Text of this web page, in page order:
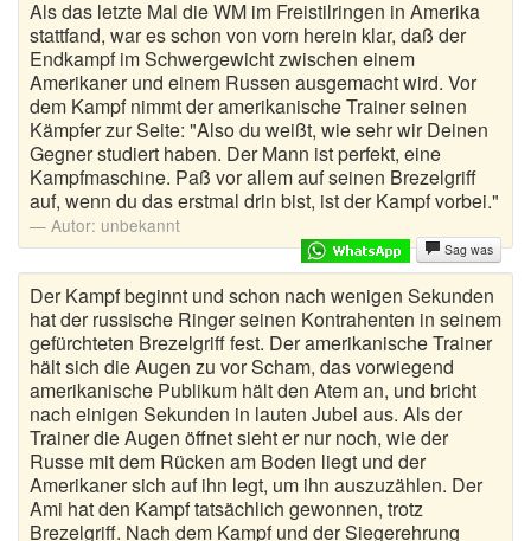
Als das letzte Mal die WM im Freistilringen in Amerika
stattfand, war es schon von vorn herein klar, daß der
Endkampf im Schwergewicht zwischen einem
Amerikaner und einem Russen ausgemacht wird. Vor
dem Kampf nimmt der amerikanische Trainer seinen
Kämpfer zur Seite: "Also du weißt, wie sehr wir Deinen
Gegner studiert haben. Der Mann ist perfekt, eine
Kampfmaschine. Paß vor allem auf seinen Brezelgriff
auf, wenn du das erstmal drin bist, ist der Kampf vorbei."
Autor: unbekannt
Sag was
Der Kampf beginnt und schon nach wenigen Sekunden
hat der russische Ringer seinen Kontrahenten in seinem
gefürchteten Brezelgriff fest. Der amerikanische Trainer
hält sich die Augen zu vor Scham, das vorwiegend
amerikanische Publikum hält den Atem an, und bricht
nach einigen Sekunden in lauten Jubel aus. Als der
Trainer die Augen öffnet sieht er nur noch, wie der
Russe mit dem Rücken am Boden liegt und der
Amerikaner sich auf ihn legt, um ihn auszuzählen. Der
Ami hat den Kampf tatsächlich gewonnen, trotz
Brezelgriff. Nach dem Kampf und der Siegerehrung